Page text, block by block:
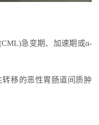
急变期、加速期或α-
移的恶性胃肠道间质肿